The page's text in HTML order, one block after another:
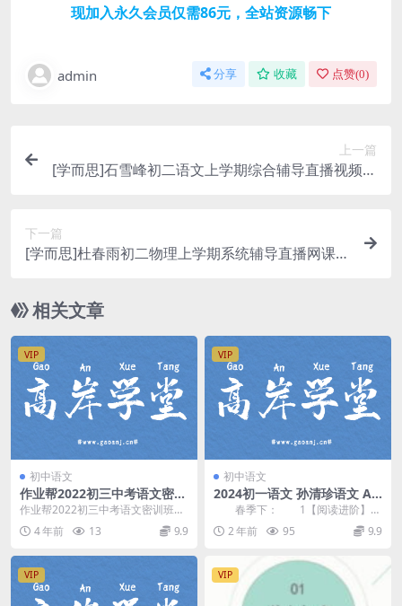
现加入永久会员仅需86元，全站资源畅下
admin 分享 收藏 点赞(0)
上一篇
[学而思]石雪峰初二语文上学期综合辅导直播视频网
下一篇
[学而思]杜春雨初二物理上学期系统辅导直播网课
相关文章
VIP
初中语文
作业帮2022初三中考语文密训
班（押题）百度网盘分享
作业帮2022初三中考语文密训班，
密训班不分老师，百度网盘初中中
考语文复习课程1...
4 年前 13 9.9
VIP
初中语文
2024初一语文 孙清珍语文 A
+春季班 百度网盘
春季下： 1【阅读进阶】作
用题进阶之环境和物象作用_ev_ev.
mp4 ...
2 年前 95 9.9
VIP VIP